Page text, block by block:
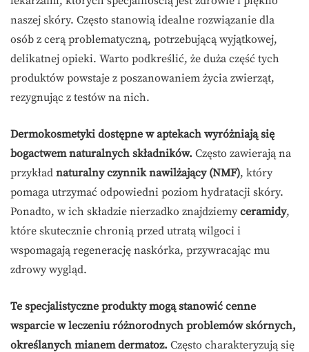
naszej skóry. Często stanowią idealne rozwiązanie dla
osób z cerą problematyczną, potrzebującą wyjątkowej,
delikatnej opieki. Warto podkreślić, że duża część tych
produktów powstaje z poszanowaniem życia zwierząt,
rezygnując z testów na nich.
Dermokosmetyki dostępne w aptekach wyróżniają się
bogactwem naturalnych składników. Często zawierają na
przykład naturalny czynnik nawilżający (NMF), który
pomaga utrzymać odpowiedni poziom hydratacji skóry.
Ponadto, w ich składzie nierzadko znajdziemy ceramidy,
które skutecznie chronią przed utratą wilgoci i
wspomagają regenerację naskórka, przywracając mu
zdrowy wygląd.
Te specjalistyczne produkty mogą stanowić cenne
wsparcie w leczeniu różnorodnych problemów skórnych,
określanych mianem dermatoz. Często charakteryzują się